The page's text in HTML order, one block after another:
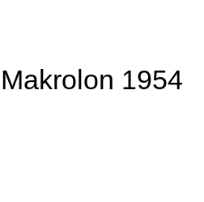
Makrolon 1954